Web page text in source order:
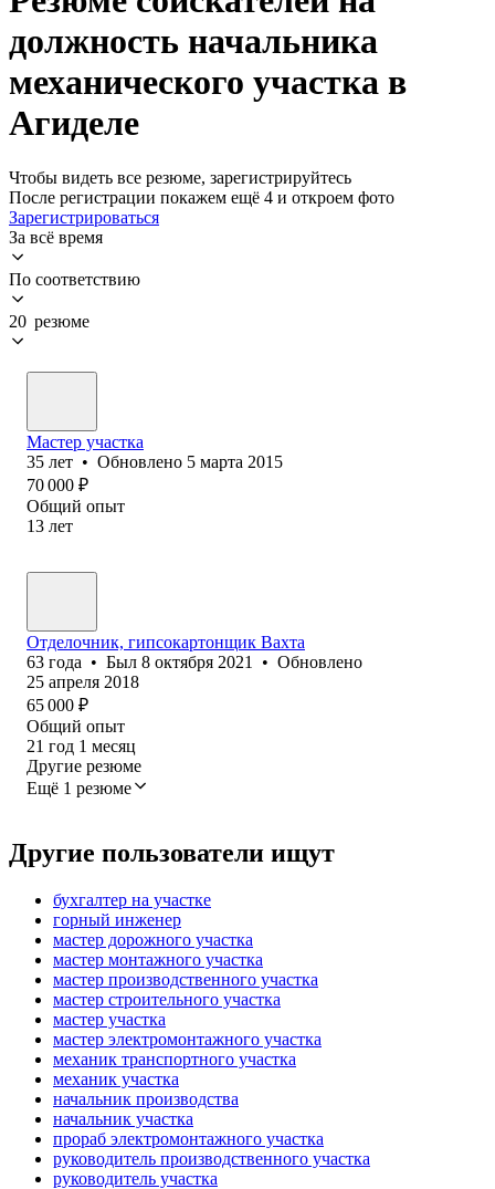
должность начальника
механического участка в
Агиделе
Чтобы видеть все резюме, зарегистрируйтесь
После регистрации покажем ещё 4 и откроем фото
Зарегистрироваться
За всё время
По соответствию
20 резюме
Мастер участка
35 лет • Обновлено 5 марта 2015
70 000 ₽
Общий опыт
13 лет
Отделочник, гипсокартонщик Вахта
63 года • Был 8 октября 2021 • Обновлено
25 апреля 2018
65 000 ₽
Общий опыт
21 год 1 месяц
Другие резюме
Ещё 1 резюме
Другие пользователи ищут
бухгалтер на участке
горный инженер
мастер дорожного участка
мастер монтажного участка
мастер производственного участка
мастер строительного участка
мастер участка
мастер электромонтажного участка
механик транспортного участка
механик участка
начальник производства
начальник участка
прораб электромонтажного участка
руководитель производственного участка
руководитель участка